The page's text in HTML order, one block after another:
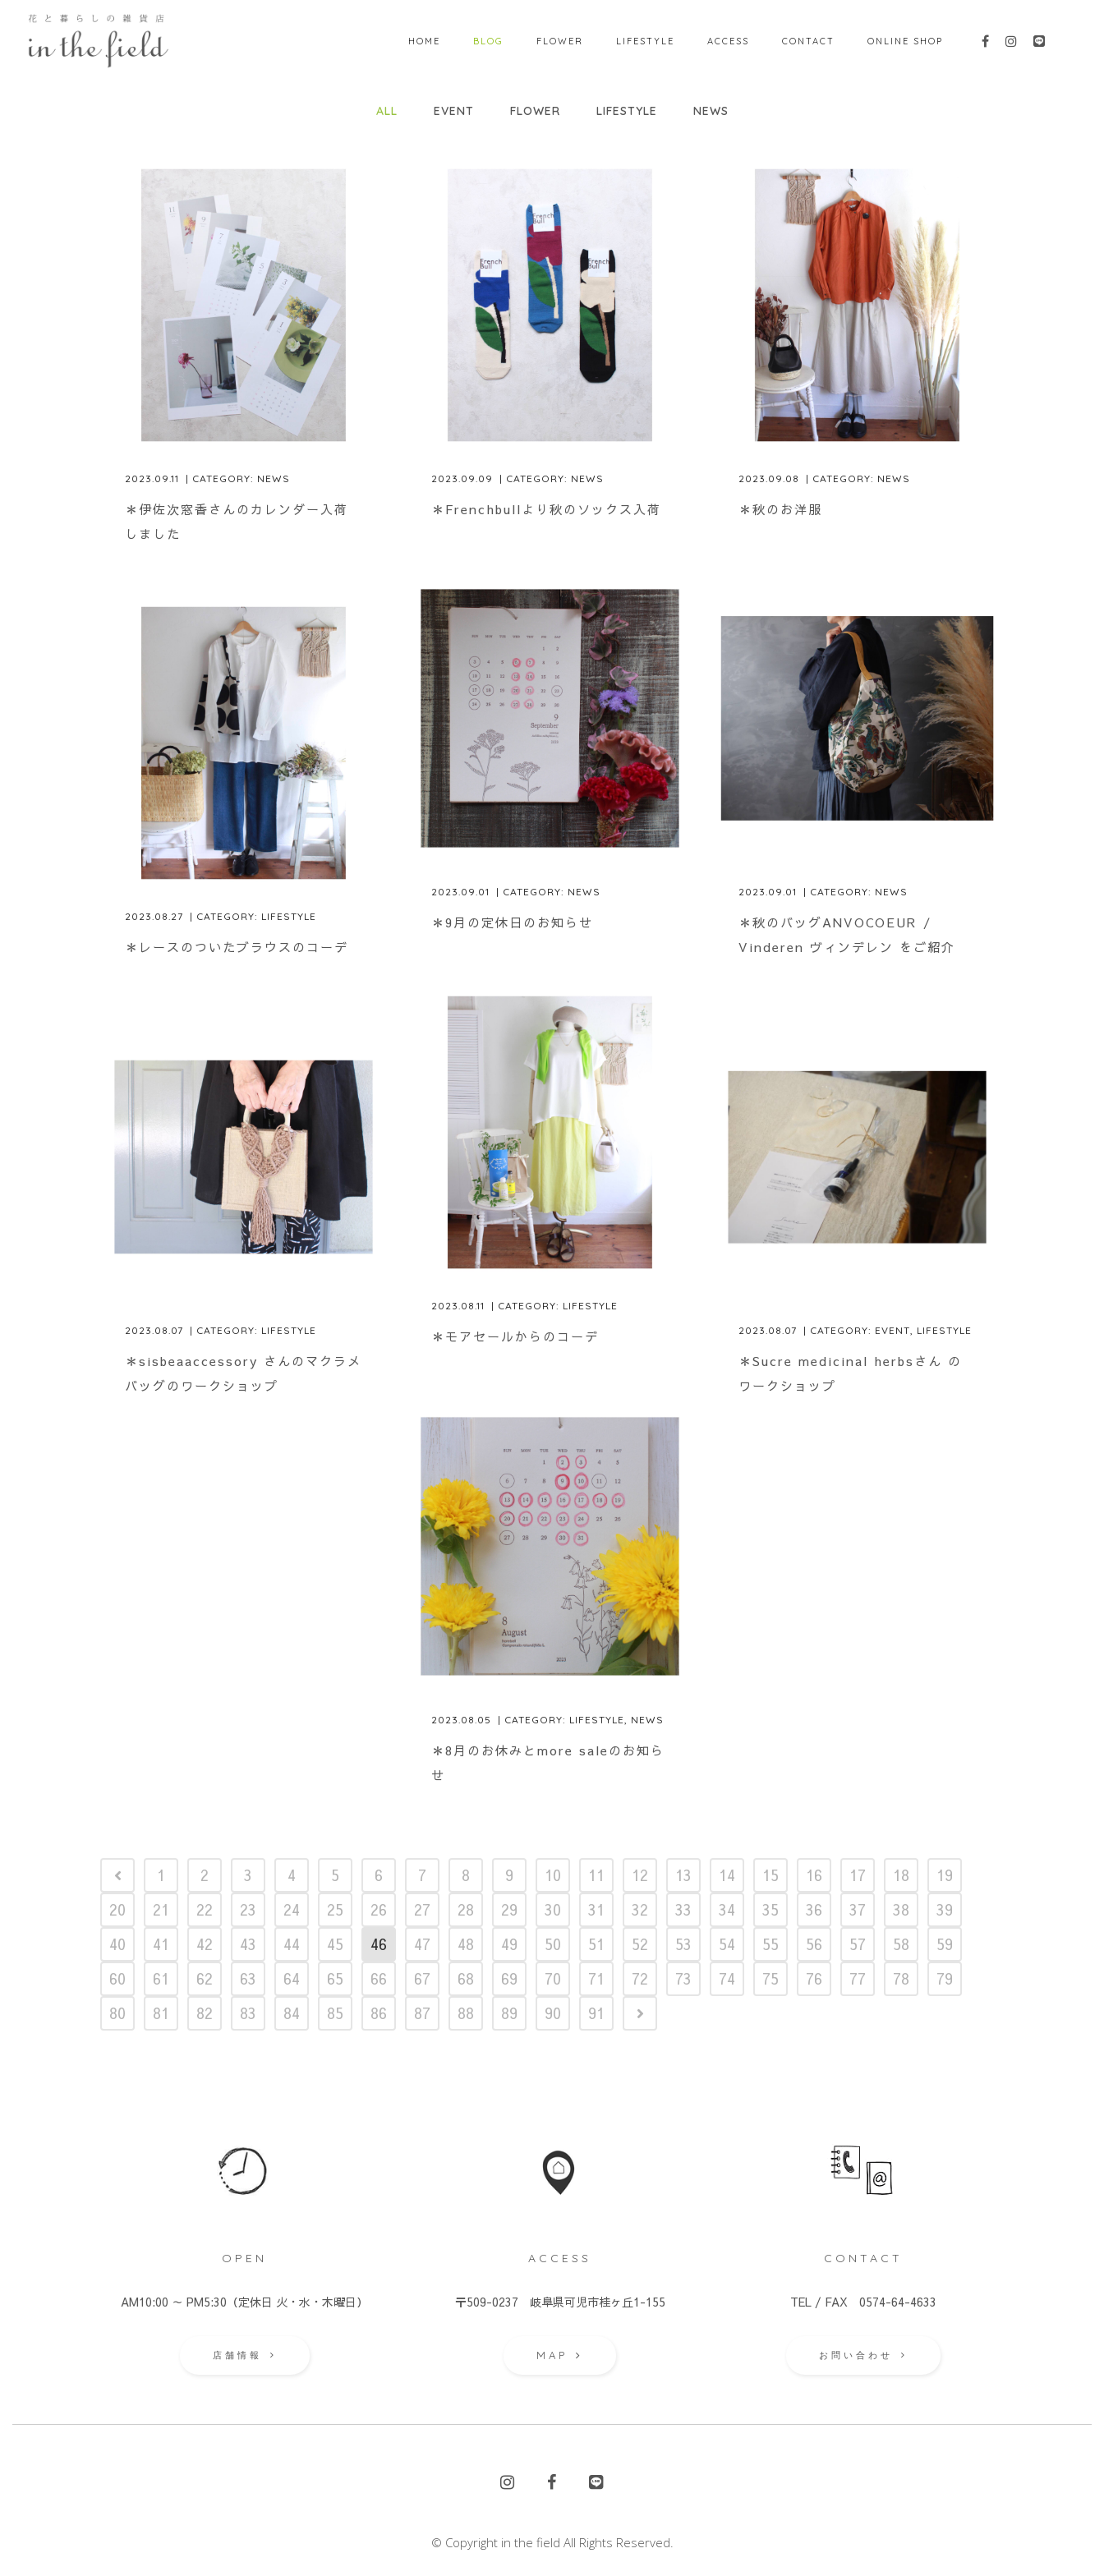
HOME BLOG FLOWER LIFESTYLE ACCESS CONTACT ONLINE SHOP
ALL EVENT FLOWER LIFESTYLE NEWS
2023.09.11 | CATEGORY: NEWS
＊伊佐次窓香さんのカレンダー入荷
しました
2023.09.09 | CATEGORY: NEWS
＊Frenchbullより秋のソックス入荷
2023.09.08 | CATEGORY: NEWS
＊秋のお洋服
2023.09.01 | CATEGORY: NEWS
＊9月の定休日のお知らせ
2023.09.01 | CATEGORY: NEWS
＊秋のバッグANVOCOEUR /
Vinderen ヴィンデレン をご紹介
2023.08.27 | CATEGORY: LIFESTYLE
＊レースのついたブラウスのコーデ
2023.08.11 | CATEGORY: LIFESTYLE
＊モアセールからのコーデ
2023.08.07 | CATEGORY: LIFESTYLE
＊sisbeaaccessory さんのマクラメ
バッグのワークショップ
2023.08.07 | CATEGORY: EVENT LIFESTYLE
＊Sucre medicinal herbsさん の
ワークショップ
2023.08.05 | CATEGORY: LIFESTYLE NEWS
＊8月のお休みとmore saleのお知ら
せ
1 2 3 4 5 6 7 8 9 10 11 12 13 14 15 16 17 18
19
20
21 22 23 24 25 26 27 28 29 30 31 32 33 34 35 36 37 38
39
40
41 42 43 44 45 46 47 48 49 50 51 52 53 54 55 56 57 58
59
60
61 62 63 64 65 66 67 68 69 70 71 72 73 74 75 76 77 78
79
80
81 82 83 84 85 86 87 88 89 90 91
OPEN
AM10:00 ～ PM5:30（定休日 火・水・木曜日）
店舗情報
ACCESS
〒509-0237 岐阜県可児市桂ヶ丘1-155
MAP
CONTACT
TEL / FAX 0574-64-4633
お問い合わせ
© Copyright in the field All Rights Reserved.